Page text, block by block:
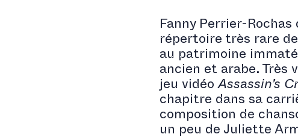
Fanny Perrier-
répertoire très rare
au patrimoine
ancien et arabe. Très
jeu vidéoAssassin’s
chapitre dans sa
composition de
un peu de Juliette